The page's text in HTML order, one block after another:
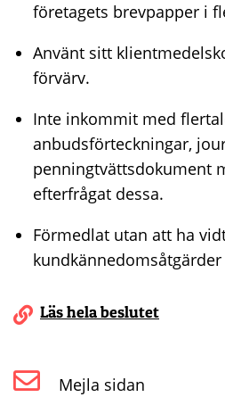
företagets brevpapper i
Använt sitt
förvärv.
Inte inkommit med
anbudsförteckningar,
penningtvättsdokument
efterfrågat dessa.
Förmedlat utan att ha
Läs hela beslutet
Mejla sidan